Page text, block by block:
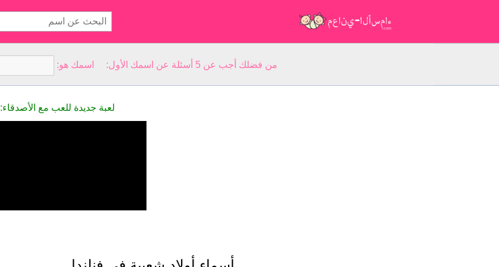
من فضلك أجب عن 5 أسئلة عن اسمك الأول: اسمك هو:
لعبة جديدة للعب مع الأصدقاء: